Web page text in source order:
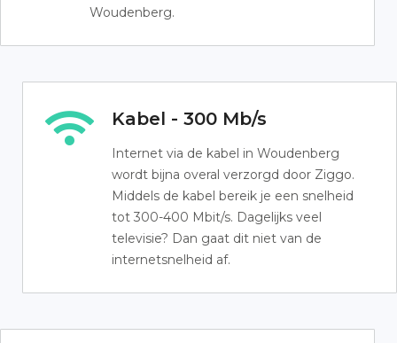
Woudenberg.
Kabel - 300 Mb/s
Internet via de kabel in Woudenberg
wordt bijna overal verzorgd door Ziggo.
Middels de kabel bereik je een snelheid
tot 300-400 Mbit/s. Dagelijks veel
televisie? Dan gaat dit niet van de
internetsnelheid af.